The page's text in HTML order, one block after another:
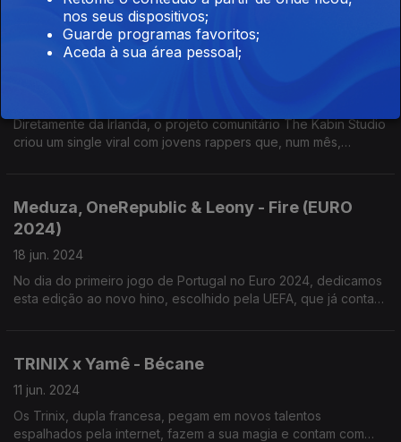
sociais em apenas 18 meses. Acumula mais 350 milhões de
escutas em todas as plataformas e o single chegou ao Hot 100
da Bilboard.
Diretamente da Irlanda, o projeto comunitário The Kabin Studio
criou um single viral com jovens rappers que, num mês,
Meduza, OneRepublic & Leony - Fire (EURO
2024)
18 jun. 2024
No dia do primeiro jogo de Portugal no Euro 2024, dedicamos
esta edição ao novo hino, escolhido pela UEFA, que já conta
TRINIX x Yamê - Bécane
11 jun. 2024
Os Trinix, dupla francesa, pegam em novos talentos
espalhados pela internet, fazem a sua magia e contam com
nos seus dispositivos;
Guarde programas favoritos;
Aceda à sua área pessoal;